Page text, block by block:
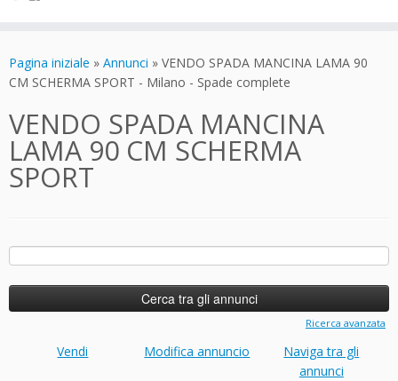
contenuto
Pagina iniziale » Annunci » VENDO SPADA MANCINA LAMA 90
CM SCHERMA SPORT - Milano - Spade complete
VENDO SPADA MANCINA
LAMA 90 CM SCHERMA
SPORT
Ricerca
Ricerca avanzata
Vendi Modifica annuncio
Naviga tra gli
annunci